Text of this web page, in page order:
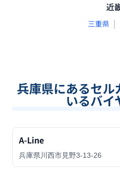
近
三重県 |
兵庫県にあるセル
いるバイ
A-Line
兵庫県川西市見野3-13-26